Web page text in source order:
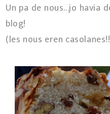
Un pa de nous...jo havia
blog!
(les nous eren